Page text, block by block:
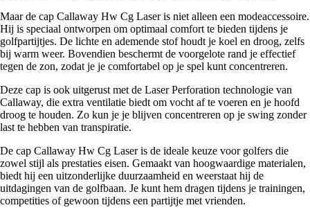
Maar de cap Callaway Hw Cg Laser is niet alleen een modeaccessoire.
Hij is speciaal ontworpen om optimaal comfort te bieden tijdens je
golfpartijtjes. De lichte en ademende stof houdt je koel en droog, zelfs
bij warm weer. Bovendien beschermt de voorgelote rand je effectief
tegen de zon, zodat je je comfortabel op je spel kunt concentreren.
Deze cap is ook uitgerust met de Laser Perforation technologie van
Callaway, die extra ventilatie biedt om vocht af te voeren en je hoofd
droog te houden. Zo kun je je blijven concentreren op je swing zonder
last te hebben van transpiratie.
De cap Callaway Hw Cg Laser is de ideale keuze voor golfers die
zowel stijl als prestaties eisen. Gemaakt van hoogwaardige materialen,
biedt hij een uitzonderlijke duurzaamheid en weerstaat hij de
uitdagingen van de golfbaan. Je kunt hem dragen tijdens je trainingen,
competities of gewoon tijdens een partijtje met vrienden.